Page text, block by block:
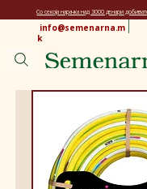
Со секоја нарачка над 3000 денари
info@semenarna.m
k